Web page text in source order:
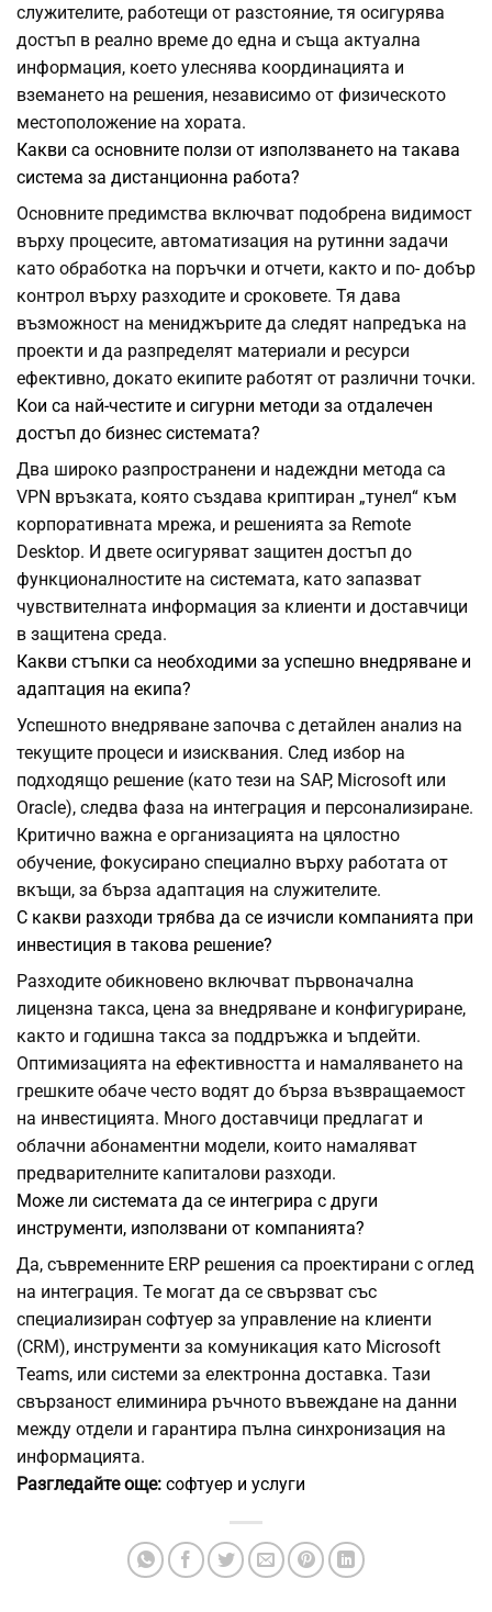
служителите, работещи от разстояние, тя осигурява
достъп в реално време до една и съща актуална
информация, което улеснява координацията и
вземането на решения, независимо от физическото
местоположение на хората.
Какви са основните ползи от използването на такава
система за дистанционна работа?
Основните предимства включват подобрена видимост
върху процесите, автоматизация на рутинни задачи
като обработка на поръчки и отчети, както и по- добър
контрол върху разходите и сроковете. Тя дава
възможност на мениджърите да следят напредъка на
проекти и да разпределят материали и ресурси
ефективно, докато екипите работят от различни точки.
Кои са най-честите и сигурни методи за отдалечен
достъп до бизнес системата?
Два широко разпространени и надеждни метода са
VPN връзката, която създава криптиран „тунел“ към
корпоративната мрежа, и решенията за Remote
Desktop. И двете осигуряват защитен достъп до
функционалностите на системата, като запазват
чувствителната информация за клиенти и доставчици
в защитена среда.
Какви стъпки са необходими за успешно внедряване и
адаптация на екипа?
Успешното внедряване започва с детайлен анализ на
текущите процеси и изисквания. След избор на
подходящо решение (като тези на SAP, Microsoft или
Oracle), следва фаза на интеграция и персонализиране.
Критично важна е организацията на цялостно
обучение, фокусирано специално върху работата от
вкъщи, за бърза адаптация на служителите.
С какви разходи трябва да се изчисли компанията при
инвестиция в такова решение?
Разходите обикновено включват първоначална
лицензна такса, цена за внедряване и конфигуриране,
както и годишна такса за поддръжка и ъпдейти.
Оптимизацията на ефективността и намаляването на
грешките обаче често водят до бърза възвращаемост
на инвестицията. Много доставчици предлагат и
облачни абонаментни модели, които намаляват
предварителните капиталови разходи.
Може ли системата да се интегрира с други
инструменти, използвани от компанията?
Да, съвременните ERP решения са проектирани с оглед
на интеграция. Те могат да се свързват със
специализиран софтуер за управление на клиенти
(CRM), инструменти за комуникация като Microsoft
Teams, или системи за електронна доставка. Тази
свързаност елиминира ръчното въвеждане на данни
между отдели и гарантира пълна синхронизация на
информацията.
Разгледайте още: софтуер и услуги